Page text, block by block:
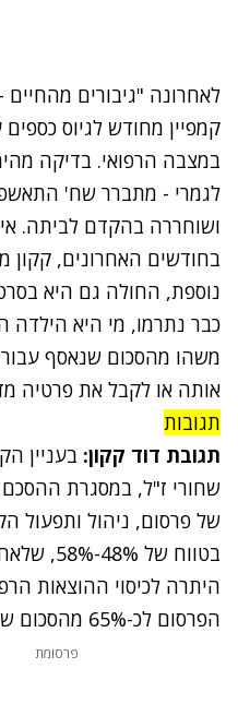
לאחרונה "גיבורים
קמפיין מחודש לגיוס
במצבה הרפואי. בדיקה
לגמרי - מתברר שח'
ושוחררה בהקדם לביתה.
בחודשים האחרונים, קקון
נוספת, החולה גם היא
כבר נתרמו, מי היא הילדה
משהו מהסכום שנאסף
אותה או לקבל את פרטיה
תגובות
תגובת דוד קקון: בעניין
שחורי ז"ל, במסגרת ההסכם
של פרסום, ניהול ותפעול
בטווח
היתרה לכיסוי ההוצאות
הפרסום לכ-65% מהסכום שנתקבל.
פרסומת